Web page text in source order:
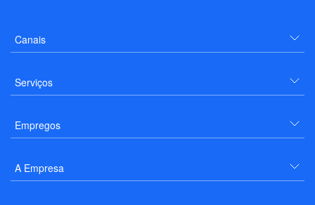
Canais
Serviços
Empregos
A Empresa